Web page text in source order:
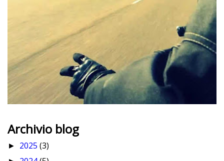
Archivio blog
► 2025 (3)